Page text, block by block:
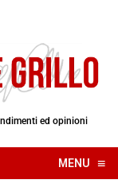
ed opinioni
MENU ≡
☰